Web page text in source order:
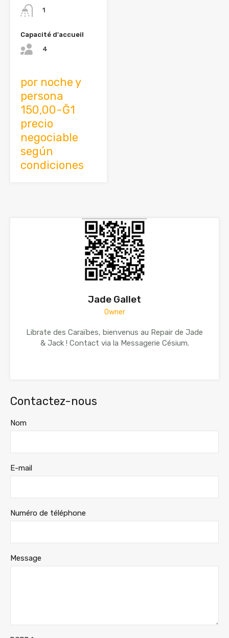
1
Capacité d'accueil
4
por noche y
persona
150,00-Ğ1
precio
negociable
según
condiciones
Jade Gallet
Owner
Librate des Caraïbes, bienvenus au Repair de Jade
& Jack ! Contact via la Messagerie Césium.
Contactez-nous
Nom
E-mail
Numéro de téléphone
Message